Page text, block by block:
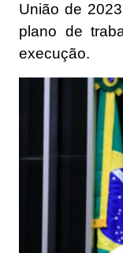
União de
plano de
execução.